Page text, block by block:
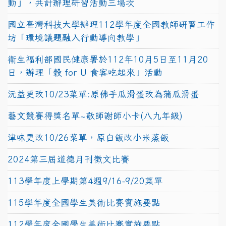
動」，共計辦理研習活動三場次
國立臺灣科技大學辦理112學年度全國教師研習工作
坊「環境議題融入行動導向教學」
衛生福利部國民健康署於112年10月5日至11月20
日，辦理「穀 for U 食客吃起來」活動
沅益更改10/23菜單:原佛手瓜滑蛋改為蒲瓜滑蛋
藝文競賽得獎名單~敬師謝師小卡(八九年級)
津味更改10/26菜單，原白飯改小米蒸飯
2024第三屆道德月刊徵文比賽
113學年度上學期第4週9/16-9/20菜單
115學年度全國學生美術比賽實施要點
112學年度全國學生美術比賽實施要點